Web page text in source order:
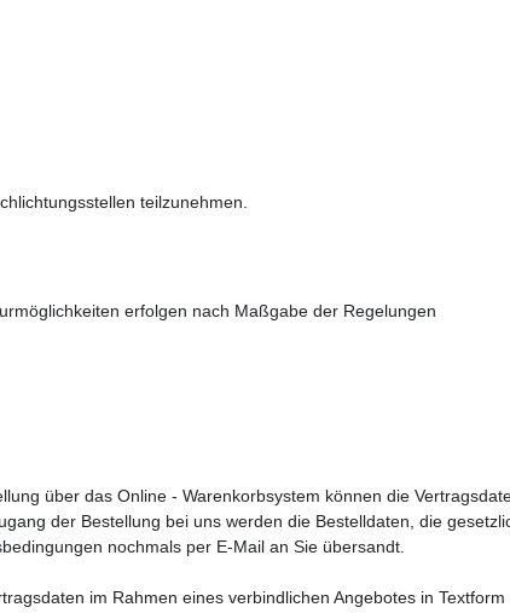
teilzunehmen.
erfolgen nach Maßgabe der Regelungen
über das Online - Warenkorbsystem können die
der Bestellung bei uns werden die Bestelldaten, die
nochmals per E-Mail an Sie übersandt.
im Rahmen eines verbindlichen Angebotes in Textform